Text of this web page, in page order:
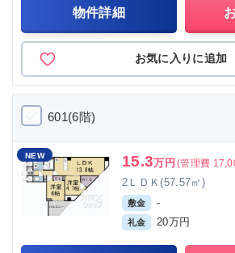
物件詳細
お気に入りに追加
601(6階)
NEW 15.3万円 (管理費
2ＬＤＫ(57.57㎡)
敷金 -
礼金 20万円